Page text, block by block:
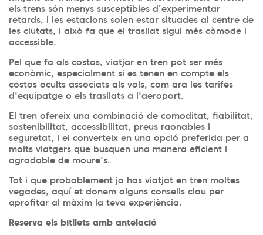
els trens són menys susceptibles d’experimentar
retards, i les estacions solen estar situades al centre de
les ciutats, i això fa que el trasllat sigui més còmode i
accessible.
Pel que fa als costos, viatjar en tren pot ser més
econòmic, especialment si es tenen en compte els
costos ocults associats als vols, com ara les tarifes
d'equipatge o els trasllats a l'aeroport.
El tren ofereix una combinació de comoditat, fiabilitat,
sostenibilitat, accessibilitat, preus raonables i
seguretat, i el converteix en una opció preferida per a
molts viatgers que busquen una manera eficient i
agradable de moure's.
Tot i que probablement ja has viatjat en tren moltes
vegades, aquí et donem alguns consells clau per
aprofitar al màxim la teva experiència.
Reserva els bitllets amb antelació